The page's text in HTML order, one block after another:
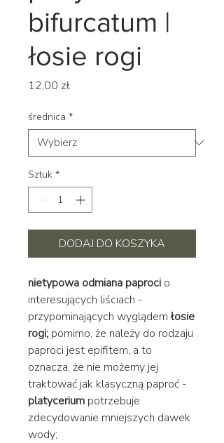
bifurcatum |
łosie rogi
12,00 złCena
średnica *
Sztuk *
DODAJ DO KOSZYKA
nietypowa odmiana paproci o
interesujących liściach -
przypominających wyglądemłosie
rogi; pomimo, że należy do rodzaju
paproci jest epifitem, a to
oznacza, że nie możemy jej
traktować jak klasyczną paproć -
platycerium potrzebuje
zdecydowanie mniejszych dawek
wody;